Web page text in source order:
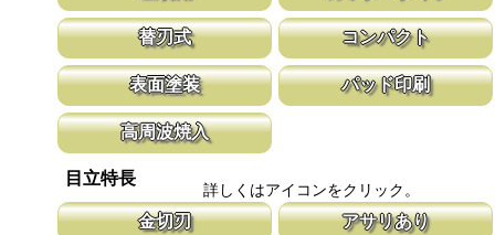
鉄やアルミの切断にご使用ください。 リサイクルや工作に重宝し
ます。 ピアノ線等の硬い材料にはご使用いただけません。
カッターナイフのグリップを使用した鋸で
大きな鋸を持ち歩くのは大変ですが、この
納可能。
替刃式
新しい鋸刃に取り替える事で、ご購入時の切れ味が復活します。
鋸刃のマーキング（右下）に替刃品番を明記しています。
コンパクト
１８０㎜以下で、道具箱にも収納できる使
げ作業に使いやすいサイズ。 ＤＩＹにも
表面塗装
鋸刃の表面に塗装を施し錆の発生を抑制しています。
パッド印刷
高周波焼入
強度を保ち刃折れを防いでいます。
目立特長
詳しくはアイコンをクリック。
金切刃 アサリあり